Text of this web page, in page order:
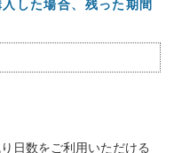
した場合、残った期間
日数をご利用いただける